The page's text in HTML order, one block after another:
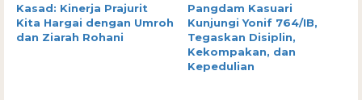
Kasad: Kinerja Prajurit
Kita Hargai dengan Umroh
dan Ziarah Rohani
Pangdam Kasuari
Kunjungi Yonif 764/IB,
Tegaskan Disiplin,
Kekompakan, dan
Kepedulian